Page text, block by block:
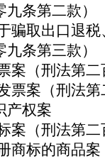
九条第二款）
骗取出口退
九条第三款）
案（刑法第
票案（刑法
产权案
案（刑法第二
商标的商品